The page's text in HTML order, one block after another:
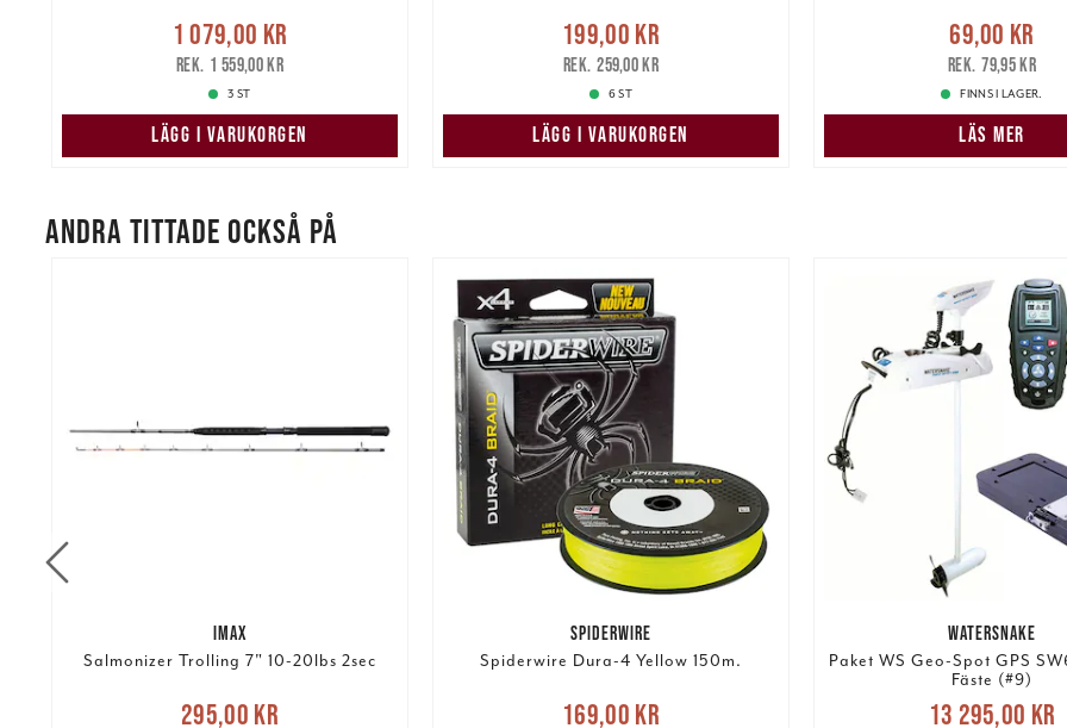
Nuvarande pris
1 079,00 krTidigare pris
1 559,00 kr
1 079,00 kr
1 559,00 kr
3 ST
LÄGG I VARUKORGEN
Nuvarande pris
Tidigare pris
199,00 kr
259,00 kr
6 ST
LÄGG I VARUKORGEN
Nuvarande pris:69,00 kr
pris:79,95 kr
69,00 kr
79,95 kr
FINNS I LAGER.
LÄS MER
ANDRA TITTADE OCKSÅ PÅ
IMAX
Salmonizer Trolling 7" 10-20lbs 2sec
Nuvarande pris
295,00 kr
SPIDERWIRE
Spiderwire Dura-4 Yellow 150m.
Nuvarande pris
169,00 kr
WATERSNAKE
Paket WS Geo-Spot GPS
Fäste (#9)
Nuvarande pris
13 295,00 kr